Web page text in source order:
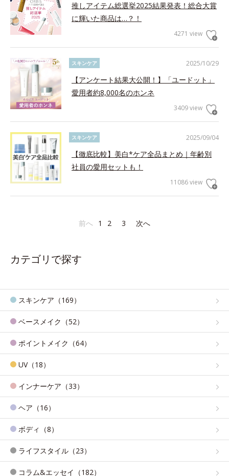
推しアイテム総選挙2025結果発表！総合大賞
に輝いた商品は…？！
4271 view
2025/10/29
スキンケア
【アンケート結果大公開！】「ユードット」
愛用者約8,000名のホンネ
3409 view
2025/09/04
スキンケア
【徹底比較】美白*ケア全品まとめ｜年齢別
社員の愛用セットも！
11086 view
前へ 1 2 3 次へ
カテゴリで探す
スキンケア（169）
ベースメイク（52）
ポイントメイク（64）
UV（18）
インナーケア（33）
ヘア（16）
ボディ（8）
ライフスタイル（23）
コラム&エッセイ（182）